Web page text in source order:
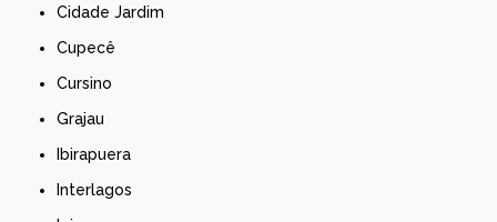
Cidade Jardim
Cupecê
Cursino
Grajau
Ibirapuera
Interlagos